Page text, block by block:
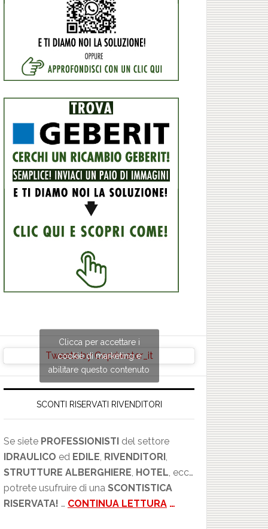
Tweets by Copriwater_it
Clicca per accettare i
cookie di marketing e
abilitare questo contenuto
SCONTI RISERVATI RIVENDITORI
sietePROFESSIONISTIdel settore
edEDILE,RIVENDITORI,
ALBERGHIERE,HOTEL, ecc…
usufruire di unaSCONTISTICA
…CONTINUA LETTURA…
×